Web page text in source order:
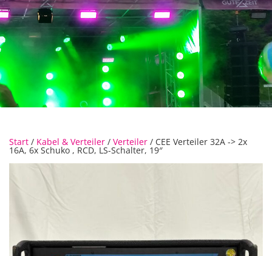
Start / Kabel & Verteiler / Verteiler / CEE Verteiler 32A -> 2x
16A, 6x Schuko , RCD, LS-Schalter, 19″